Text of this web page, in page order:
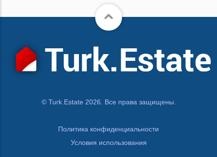
© Turk.Estate 2026. Все права защищены.
Политика конфиденциальности
Условия использования